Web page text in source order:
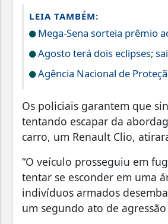
LEIA TAMBÉM:
Mega-Sena sorteia prêmio
Agosto terá dois eclipses;
Agência Nacional de
Os policiais garantem que
tentando escapar da
carro, um Renault Clio,
“O veículo prosseguiu em
tentar se esconder em uma
indivíduos armados
um segundo ato de